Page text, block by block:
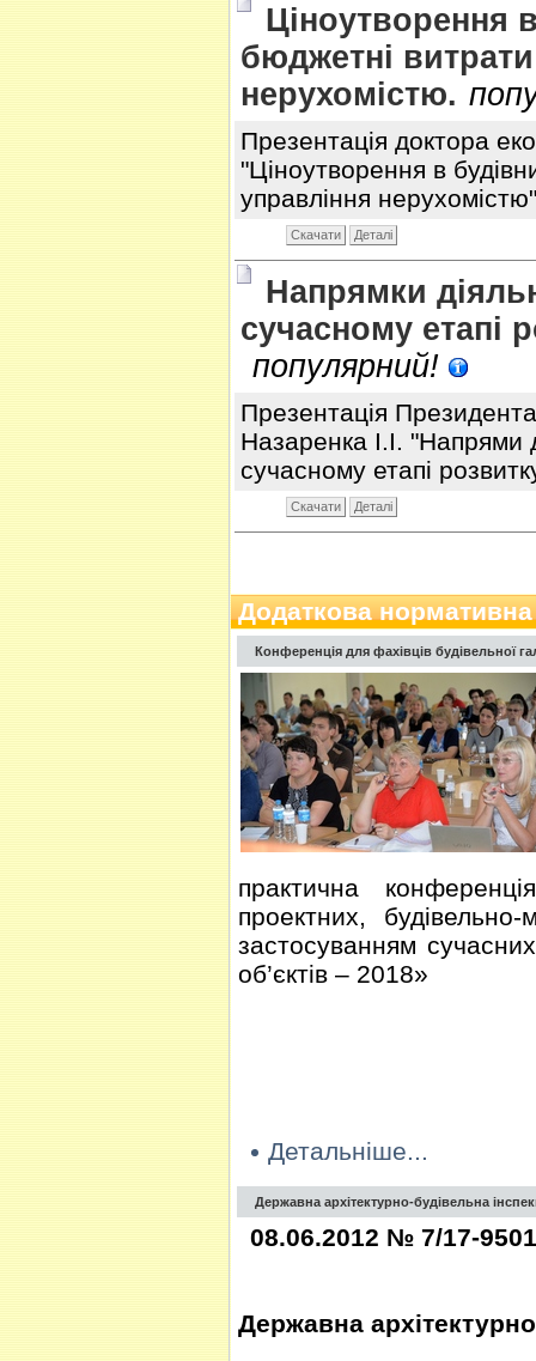
Ціноутворення
бюджетні
нерухомістю.
Презентація доктора
"Ціноутворення в
управління
Скачати Деталі
Напрямки
сучасному етапі
популярний!
Презентація
Назаренка І.І. "Напрями
сучасному етапі
Скачати Деталі
Додаткова
Конференція для фахівців будівельної
практична
проектних,
застосуванням
об’єктів – 2018»
Детальніше...
Державна архітектурно-будівельна
08.06.2012 № 7/17-9501
Державна